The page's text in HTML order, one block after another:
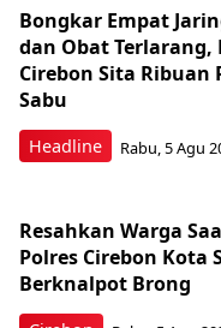
Headline
Bongkar Empat
dan Obat Terlarang,
Cirebon Sita Ribuan
Sabu
Rabu, 5 Agu
Resahkan Warga
Polres Cirebon Kota
Berknalpot Brong